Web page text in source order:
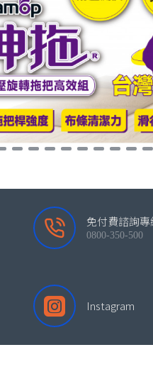
免付費諮詢專
0800-350-500
Instagram